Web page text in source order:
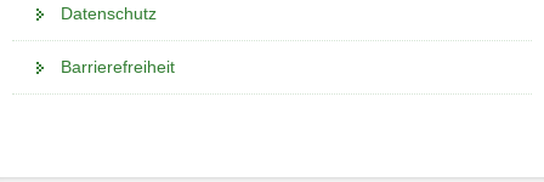
Datenschutz
Barrierefreiheit